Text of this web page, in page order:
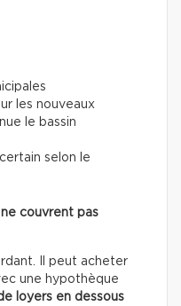
les nouveaux
le bassin
selon le
couvrent pas
Il peut acheter
une hypothèque
loyers en dessous